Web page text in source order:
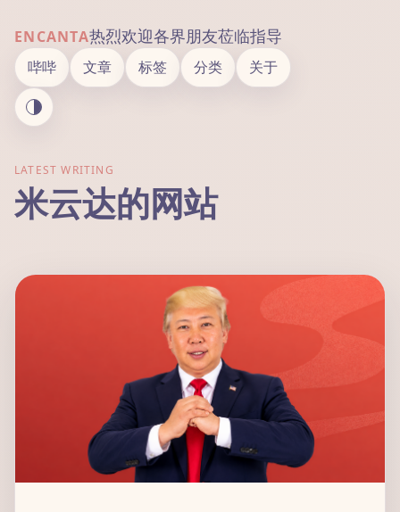
ENCANTA热烈欢迎各界朋友莅临指导
哔哔 文章 标签 分类 关于
LATEST WRITING
米云达的网站